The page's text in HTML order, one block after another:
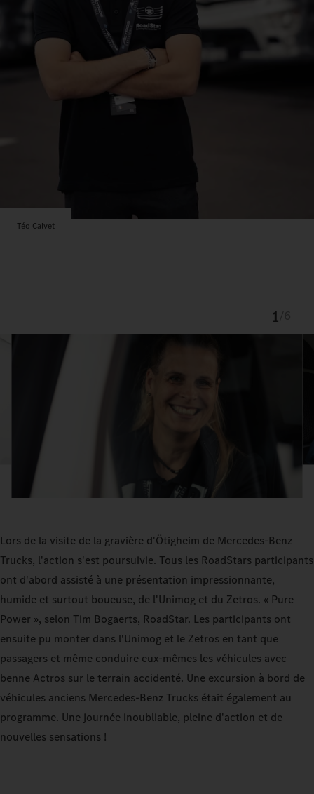
Téo Calvet
1
Lors de la visite de la gravière d'Ötigheim de Mercedes-Benz
Trucks, l'action s'est poursuivie. Tous les RoadStars participants
ont d'abord assisté à une présentation impressionnante,
humide et surtout boueuse, de l'Unimog et du Zetros. « Pure
Power », selon Tim Bogaerts, RoadStar. Les participants ont
ensuite pu monter dans l'Unimog et le Zetros en tant que
passagers et même conduire eux-mêmes les véhicules avec
benne Actros sur le terrain accidenté. Une excursion à bord de
véhicules anciens Mercedes-Benz Trucks était également au
programme. Une journée inoubliable, pleine d'action et de
nouvelles sensations !